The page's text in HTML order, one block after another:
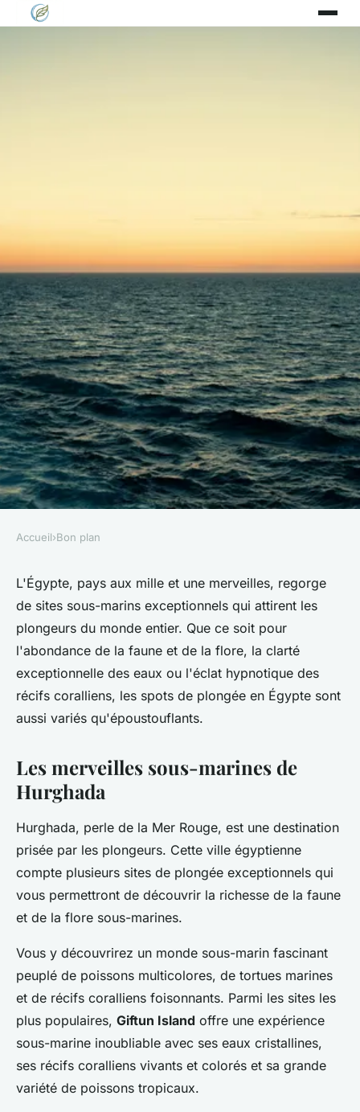
BON PLAN
Quels sont les meilleurs spots
pour une plongée en apnée en
Égypte ?
Hugo•27 juin 2024•5 min de lecture
Accueil›Bon plan
L'Égypte, pays aux mille et une merveilles, regorge
de sites sous-marins exceptionnels qui attirent les
plongeurs du monde entier. Que ce soit pour
l'abondance de la faune et de la flore, la clarté
exceptionnelle des eaux ou l'éclat hypnotique des
récifs coralliens, les spots de plongée en Égypte sont
aussi variés qu'époustouflants.
Les merveilles sous-marines de
Hurghada
Hurghada, perle de la Mer Rouge, est une destination
prisée par les plongeurs. Cette ville égyptienne
compte plusieurs sites de plongée exceptionnels qui
vous permettront de découvrir la richesse de la faune
et de la flore sous-marines.
Vous y découvrirez un monde sous-marin fascinant
peuplé de poissons multicolores, de tortues marines
et de récifs coralliens foisonnants. Parmi les sites les
plus populaires, Giftun Island offre une expérience
sous-marine inoubliable avec ses eaux cristallines,
ses récifs coralliens vivants et colorés et sa grande
variété de poissons tropicaux.